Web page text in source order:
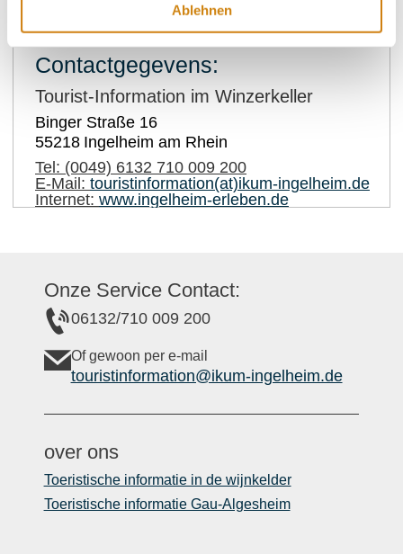
Ablehnen
Contactgegevens:
Tourist-Information im Winzerkeller
Binger Straße 16
55218 Ingelheim am Rhein
Tel: (0049) 6132 710 009 200
E-Mail: touristinformation(at)ikum-ingelheim.de
Internet: www.ingelheim-erleben.de
Onze Service Contact:
06132/710 009 200
Of gewoon per e-mail
touristinformation@ikum-ingelheim.de
over ons
Toeristische informatie in de wijnkelder
Toeristische informatie Gau-Algesheim